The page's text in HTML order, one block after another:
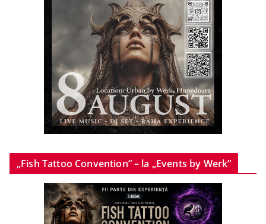
„Fish Tattoo Convention” – la „Events by Werk”